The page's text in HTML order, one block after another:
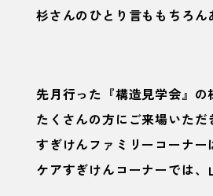
杉さんのひとり言ももちろん
先月行った『構造見学会』の
たくさんの方にご来場いた
すぎけんファミリーコーナー
ケアすぎけんコーナーでは